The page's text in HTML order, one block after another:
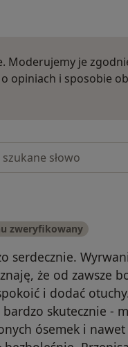
Moderujemy je
opiniach i sposobie
opiniach
zweryfikowany
serdecznie.
że od zawsze
i dodać
skutecznie -
ósemek i nawet